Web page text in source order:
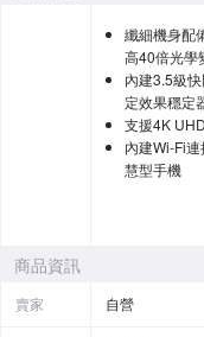
機包 (公司貨)
纖細機身配
高40倍光學
內建3.5級
定效果穩定
支援4K
內建Wi-Fi
慧型手機
商品資訊
賣家 自營